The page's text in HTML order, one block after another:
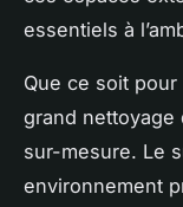
essentiels à
Que ce soit
grand nettoyage
sur-mesure. Le
environnement